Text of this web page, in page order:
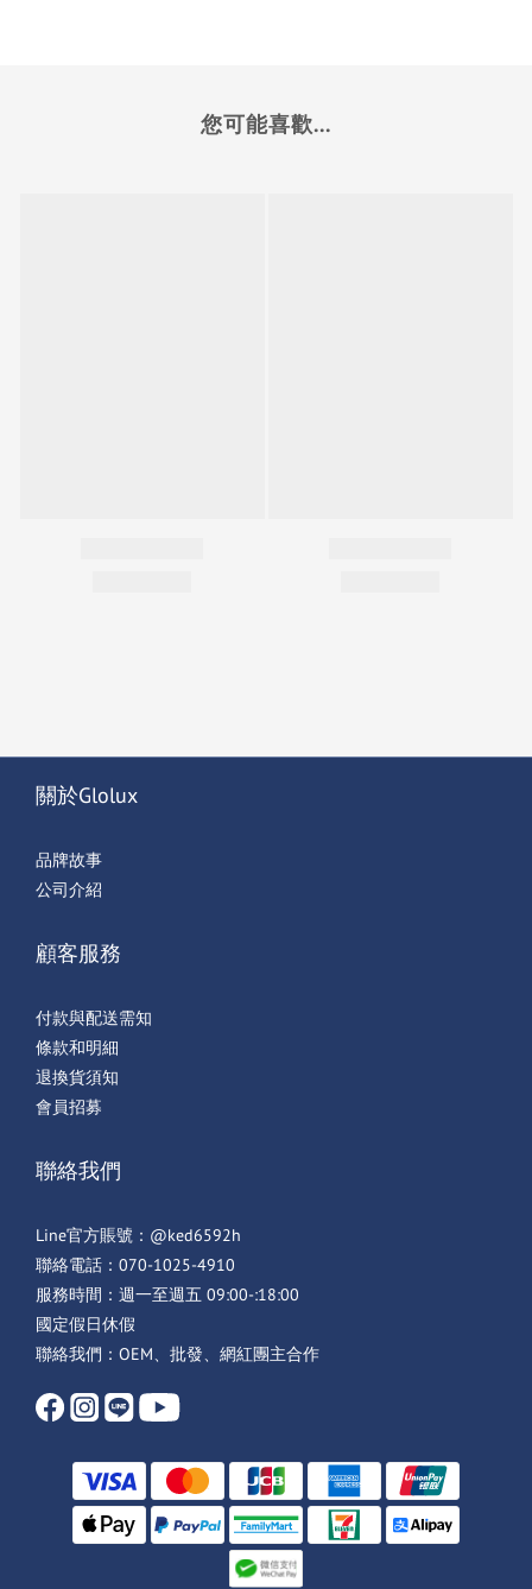
您可能喜歡...
關於Glolux
品牌故事
公司介紹
顧客服務
付款與配送需知
條款和明細
退換貨須知
會員招募
聯絡我們
Line官方賬號：@ked6592h
聯絡電話：070-1025-4910
服務時間：週一至週五 09:00-:18:00
國定假日休假
聯絡我們：OEM、批發、網紅團主合作